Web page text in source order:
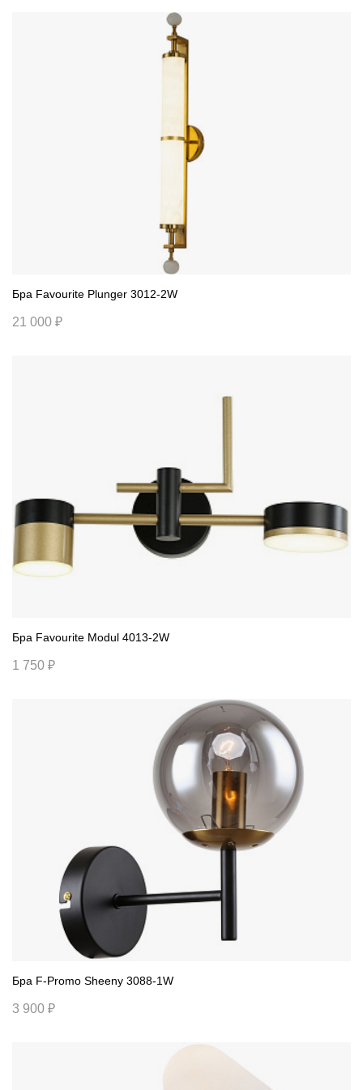
Бра Favourite Plunger 3012-2W
21 000 ₽
Бра Favourite Modul 4013-2W
1 750 ₽
Бра F-Promo Sheeny 3088-1W
3 900 ₽